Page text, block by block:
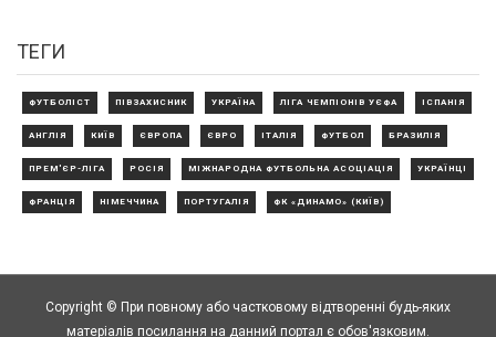
ТЕГИ
ФУТБОЛІСТ ПІВЗАХИСНИК УКРАЇНА ЛІГА ЧЕМПІОНІВ УЄФА ІСПАНІЯ
АНГЛІЯ КИЇВ ЄВРОПА ЄВРО ІТАЛІЯ ФУТБОЛ БРАЗИЛІЯ
ПРЕМ'ЄР-ЛІГА РОСІЯ МІЖНАРОДНА ФУТБОЛЬНА АСОЦІАЦІЯ УКРАЇНЦІ
ФРАНЦІЯ НІМЕЧЧИНА ПОРТУГАЛІЯ ФК «ДИНАМО» (КИЇВ)
Copyright © При повному або частковому відтворенні будь-яких
матеріалів посилання на данний портал є обов'язковим.